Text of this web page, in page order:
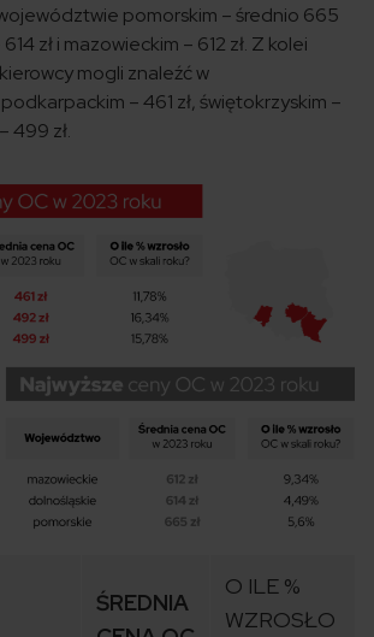
pomorskim – średnio 665
zł i mazowieckim – 612 zł. Z kolei
mogli znaleźć w
– 461 zł, świętokrzyskim –
499 zł.
ŚREDNIA
O ILE %
WZROSŁO